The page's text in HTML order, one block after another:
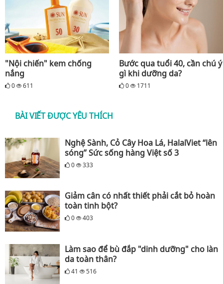
"Nội chiến" kem chống
nắng
0 611
Bước qua tuổi 40, cần chú ý
gì khi dưỡng da?
0 1711
BÀI VIẾT ĐƯỢC YÊU THÍCH
Nghệ Sành, Cỏ Cây Hoa Lá, HalalViet “lên
sóng” Sức sống hàng Việt số 3
0 333
Giảm cân có nhất thiết phải cắt bỏ hoàn
toàn tinh bột?
0 403
Làm sao để bù đắp "dinh dưỡng" cho làn
da toàn thân?
41 516